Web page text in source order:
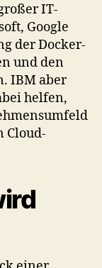
IT-
Google
der Docker-
und den
IBM aber
helfen,
Cloud-